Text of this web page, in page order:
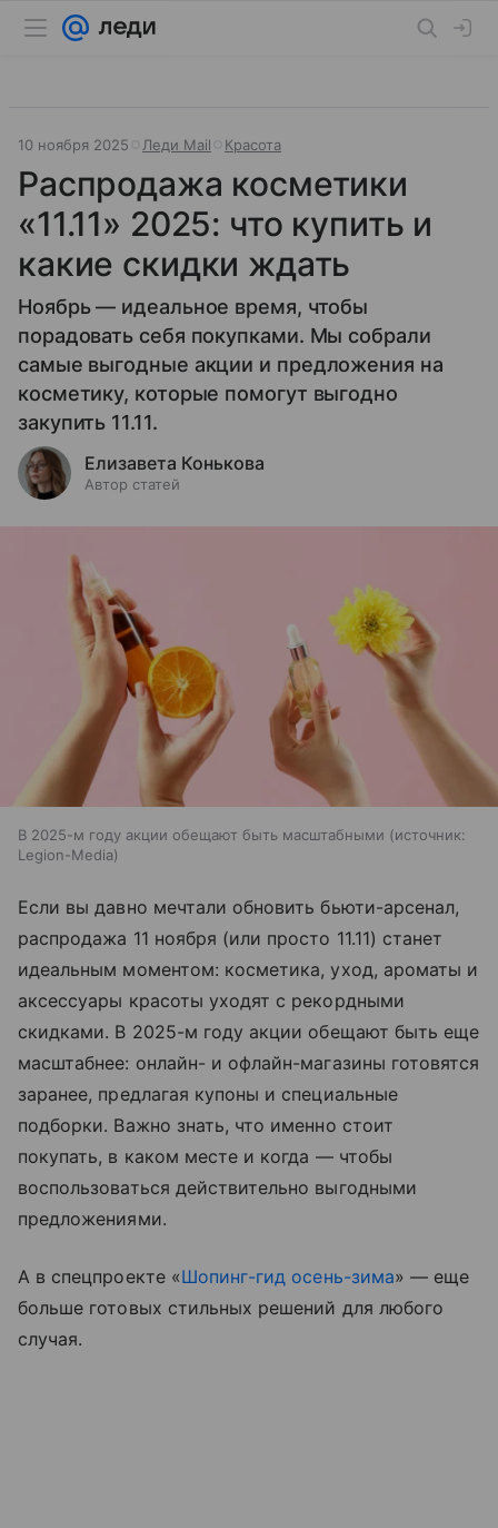
10 ноября 2025 Леди Mail Красота
Распродажа косметики
«11.11» 2025: что купить и
какие скидки ждать
Ноябрь — идеальное время, чтобы
порадовать себя покупками. Мы собрали
самые выгодные акции и предложения на
косметику, которые помогут выгодно
закупить 11.11.
Елизавета Конькова
Автор статей
В 2025-м году акции обещают быть масштабными
источник:
Legion-Media
Если вы давно мечтали обновить бьюти-арсенал,
распродажа 11 ноября (или просто 11.11) станет
идеальным моментом: косметика, уход, ароматы и
аксессуары красоты уходят с рекордными
скидками. В 2025-м году акции обещают быть еще
масштабнее: онлайн- и офлайн-магазины готовятся
заранее, предлагая купоны и специальные
подборки. Важно знать, что именно стоит
покупать, в каком месте и когда — чтобы
воспользоваться действительно выгодными
предложениями.
А в спецпроекте «Шопинг-гид осень-зима» — еще
больше готовых стильных решений для любого
случая.